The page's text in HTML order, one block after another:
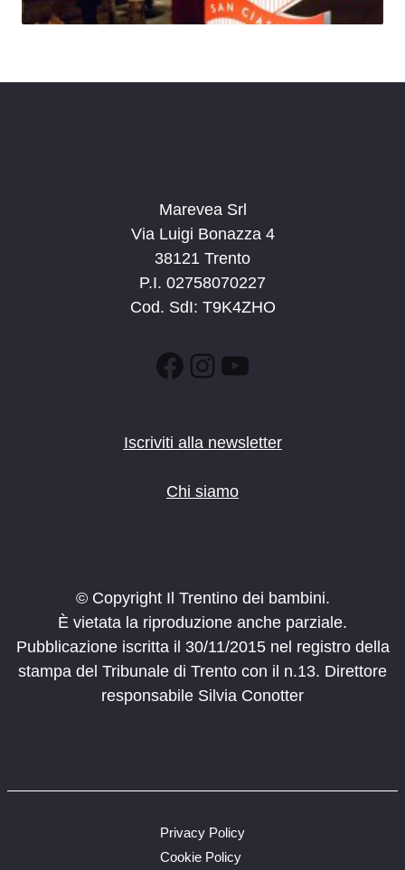
Marevea Srl
Via Luigi Bonazza 4
38121 Trento
P.I. 02758070227
Cod. SdI: T9K4ZHO
Facebook
Instagram
YouTube
Iscriviti alla newsletter
Chi siamo
© Copyright Il Trentino dei bambini.
È vietata la riproduzione anche parziale.
Pubblicazione iscritta il 30/11/2015 nel registro della
stampa del Tribunale di Trento con il n.13. Direttore
responsabile Silvia Conotter
Privacy Policy
Cookie Policy